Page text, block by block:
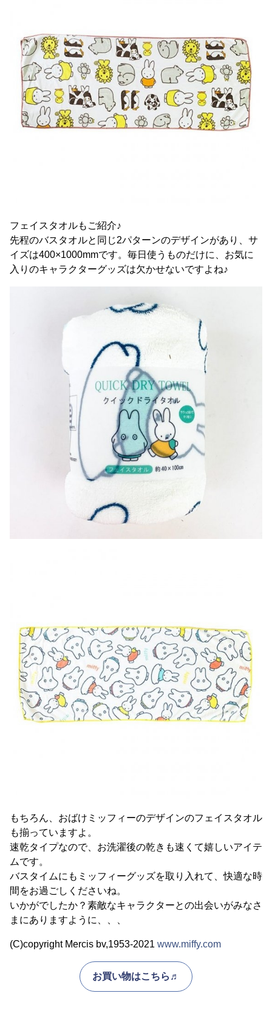
フェイスタオルもご紹介♪
先程のバスタオルと同じ2パターンのデザインがあり、サ
イズは400×1000mmです。毎日使うものだけに、お気に
入りのキャラクターグッズは欠かせないですよね♪
もちろん、おばけミッフィーのデザインのフェイスタオル
も揃っていますよ。
速乾タイプなので、お洗濯後の乾きも速くて嬉しいアイテ
ムです。
バスタイムにもミッフィーグッズを取り入れて、快適な時
間をお過ごしくださいね。
いかがでしたか？素敵なキャラクターとの出会いがみなさ
まにありますように、、、
(C)copyright Mercis bv,1953-2021 www.miffy.com
お買い物はこちら♬